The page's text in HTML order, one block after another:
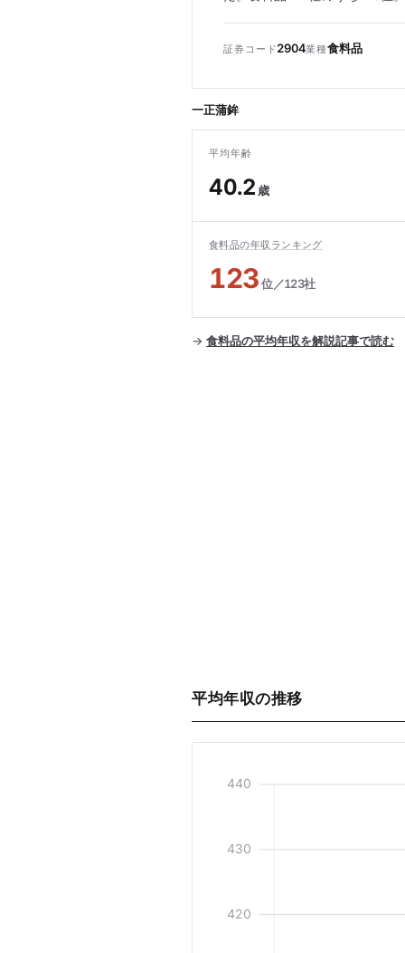
証券コード2904業種食料品
一正蒲鉾
平均年齢
40.2 歳
食料品の年収ランキング
123位／123社
→ 食料品の平均年収を解説記事で読む
平均年収の推移
440
430
420